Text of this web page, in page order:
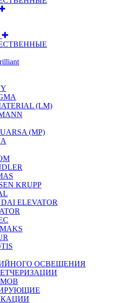
(LM)
(MP)
KRUPP
ELEVATOR
ОСВЕЩЕНИЯ